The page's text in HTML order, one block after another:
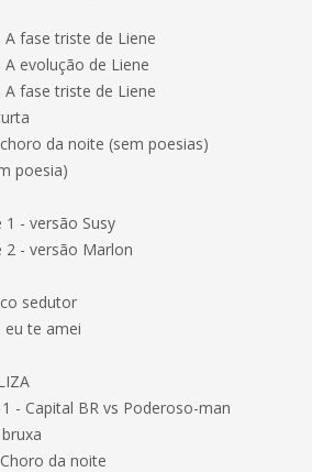
fase triste de Liene
evolução de Liene
fase triste de Liene
da noite (sem poesias)
poesia)
1 - versão Susy
2 - versão Marlon
sedutor
te amei
- Capital BR vs Poderoso-man
da noite